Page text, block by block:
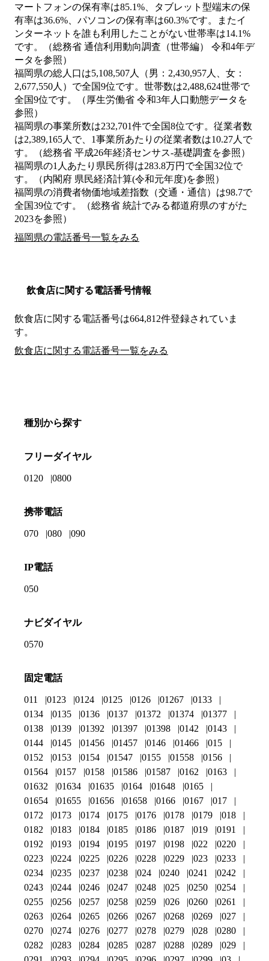
マートフォンの保有率は85.1%、タブレット型端末の保
有率は36.6%、パソコンの保有率は60.3%です。またイ
ンターネットを誰も利用したことがない世帯率は14.1%
です。（総務省 通信利用動向調査（世帯編） 令和4年デ
ータを参照）
福岡県の総人口は5,108,507人（男：2,430,957人、女：
2,677,550人）で全国9位です。世帯数は2,488,624世帯で
全国9位です。（厚生労働省 令和3年人口動態データを
参照）
福岡県の事業所数は232,701件で全国8位です。従業者数
は2,389,165人で、1事業所あたりの従業者数は10.27人で
す。（総務省 平成26年経済センサス‐基礎調査を参照）
福岡県の1人あたり県民所得は283.8万円で全国32位で
す。（内閣府 県民経済計算(令和元年度)を参照）
福岡県の消費者物価地域差指数（交通・通信）は98.7で
全国39位です。（総務省 統計でみる都道府県のすがた
2023を参照）
福岡県の電話番号一覧をみる
飲食店に関する電話番号情報
飲食店に関する電話番号は664,812件登録されていま
す。
飲食店に関する電話番号一覧をみる
種別から探す
フリーダイヤル
0120 0800
携帯電話
070 080 090
IP電話
050
ナビダイヤル
0570
固定電話
011 0123 0124 0125 0126 01267
0133
0134
0135 0136 0137 01372 01374
01377
0138
0139 01392 01397 01398 0142
0143
0144
0145 01456 01457 0146 01466
015
0152
0153 0154 01547 0155 01558
0156
01564
0157 0158 01586 01587 0162
0163
01632
01634 01635 0164 01648
0165
01654
01655 01656 01658 0166 0167
017
0172
0173 0174 0175 0176 0178 0179
018
0182
0183 0184 0185 0186 0187 019
0191
0192
0193 0194 0195 0197 0198 022
0220
0223
0224 0225 0226 0228 0229 023
0233
0234
0235 0237 0238 024 0240 0241
0242
0243
0244 0246 0247 0248 025 0250
0254
0255
0256 0257 0258 0259 026 0260
0261
0263
0264 0265 0266 0267 0268 0269
027
0270
0274 0276 0277 0278 0279 028
0280
0282
0283 0284 0285 0287 0288 0289
029